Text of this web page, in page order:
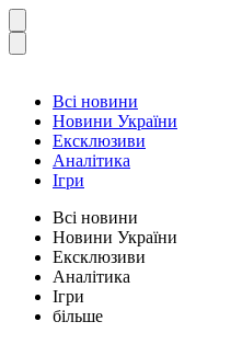
Всі новини
Новини України
Ексклюзиви
Аналітика
Ігри
Всі новини
Новини України
Ексклюзиви
Аналітика
Ігри
більше